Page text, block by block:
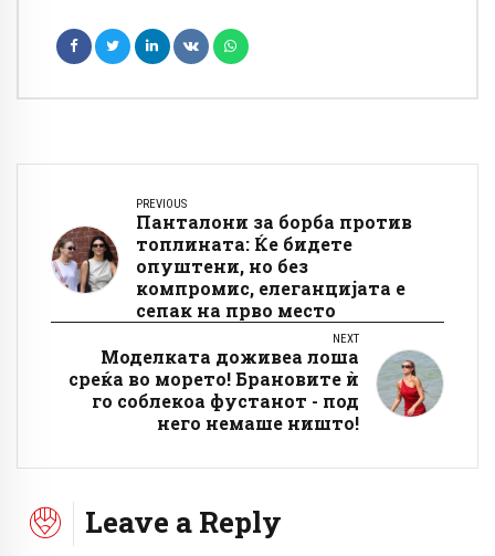
PREVIOUS
Панталони за борба против
топлината: Ќе бидете
опуштени, но без
компромис, елеганцијата е
сепак на прво место
NEXT
Моделката доживеа лоша
среќа во морето! Брановите ѝ
го соблекоа фустанот - под
него немаше ништо!
Leave a Reply